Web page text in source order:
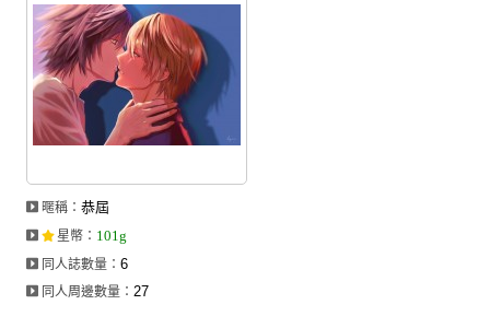
會員中心
註冊會員
登入
暱稱：恭屆
星幣 ： 101g
同人誌數量：6
同人周邊數量：27